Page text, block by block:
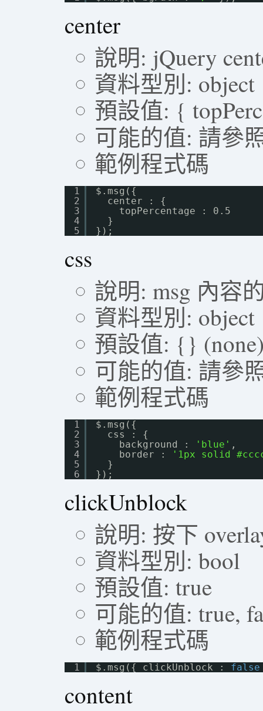
center
說明: jQuery
資料型別: object
預設值: {
可能的值: 請參
範例程式碼
1
2
3
4
5
$.msg({
center : {
topPercentage : 0.5
}
});
css
說明: msg 內容
資料型別: object
預設值: {}
可能的值: 請參
範例程式碼
1
2
3
4
5
6
$.msg({
css : {
background :
'blue' ,
border :
'1px solid
}
});
clickUnblock
說明: 按下
資料型別: bool
預設值: true
可能的值: true,
範例程式碼
1 $.msg({ clickUnblock : false
content